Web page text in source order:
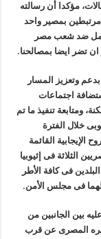
مؤكدا أن رسالته
مرتبطين بمصير واحد
تعمل ضد شعب مصر
ان تضر ايضا بمصالحنا.
وتعزيز المسار
اجتماعات
ومتابعة تنفيذ ما تم
خلال الفترة
الإيجابية القائمة
الثلاثة فى إثيوبيا
فى كافة الأطر
لهما فى مجلس الأمن.
بين الجانبين من
المصرى عن قرب